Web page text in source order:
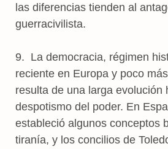
las diferencias tienden al
guerracivilista.
9. La democracia, régimen
reciente en Europa y poco
resulta de una larga evolución
despotismo del poder. En
estableció algunos conceptos
tiranía, y los concilios de